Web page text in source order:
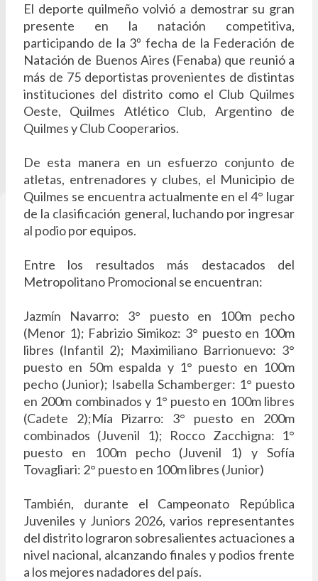
El deporte quilmeño volvió a demostrar su gran
presente en la natación competitiva,
participando de la 3º fecha de la Federación de
Natación de Buenos Aires (Fenaba) que reunió a
más de 75 deportistas provenientes de distintas
instituciones del distrito como el Club Quilmes
Oeste, Quilmes Atlético Club, Argentino de
Quilmes y Club Cooperarios.
De esta manera en un esfuerzo conjunto de
atletas, entrenadores y clubes, el Municipio de
Quilmes se encuentra actualmente en el 4° lugar
de la clasificación general, luchando por ingresar
al podio por equipos.
Entre los resultados más destacados del
Metropolitano Promocional se encuentran:
Jazmín Navarro: 3° puesto en 100m pecho
(Menor 1); Fabrizio Simikoz: 3° puesto en 100m
libres (Infantil 2); Maximiliano Barrionuevo: 3°
puesto en 50m espalda y 1° puesto en 100m
pecho (Junior); Isabella Schamberger: 1° puesto
en 200m combinados y 1° puesto en 100m libres
(Cadete 2);Mía Pizarro: 3° puesto en 200m
combinados (Juvenil 1); Rocco Zacchigna: 1°
puesto en 100m pecho (Juvenil 1) y Sofía
Tovagliari: 2° puesto en 100m libres (Junior)
También, durante el Campeonato República
Juveniles y Juniors 2026, varios representantes
del distrito lograron sobresalientes actuaciones a
nivel nacional, alcanzando finales y podios frente
a los mejores nadadores del país.